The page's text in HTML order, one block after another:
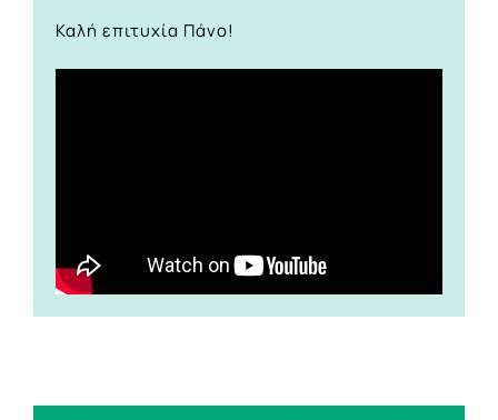
Καλή επιτυχία Πάνο!